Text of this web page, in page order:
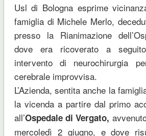
Usl di Bologna esprime
famiglia di Michele Merlo,
presso la Rianimazione
dove era ricoverato a
intervento di neurochirurgia
cerebrale improvvisa.
L’Azienda, sentita anche la
la vicenda a partire dal primo
all’Ospedale di Vergato,
mercoledì 2 giugno, e dove